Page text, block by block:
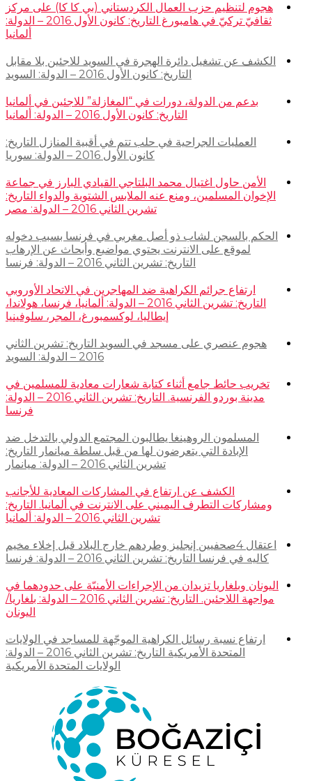
هجوم لتنظيم حزب العمال الكردستاني (بي كا كا) على مركز
ثقافيّ تركيّ في هامبورغ التاريخ: كانون الأول 2016 – الدولة:
ألمانيا
الكشف عن تشغيل دائرة الهجرة في السويد للاجئين بلا مقابل
التاريخ: كانون الأول 2016 – الدولة: السويد
بدعم من الدولة، دورات في “المغازلة” للاجئين في ألمانيا
التاريخ: كانون الأول 2016 – الدولة: ألمانيا
العمليات الجراحية في حلب تتم في أقبية المنازل التاريخ:
كانون الأول 2016 – الدولة: سوريا
الأمن حاول اغتيال محمد البلتاجي القيادي البارز في جماعة
الإخوان المسلمين، ومنع عنه الملابس الشتوية والدواء التاريخ:
تشرين الثاني 2016 – الدولة: مصر
الحكم بالسجن لشاب ذو أصل مغربي في فرنسا بسبب دخوله
لموقع على الانترنت يحتوي مواضيع وأبحاث عن الإرهاب
التاريخ: تشرين الثاني 2016 – الدولة: فرنسا
ارتفاع جرائم الكراهية ضد المهاجرين في الاتحاد الأوروبي
التاريخ: تشرين الثاني 2016 – الدولة: ألمانيا، فرنسا، هولاندا،
إيطاليا، لوكسمبورغ، المجر، سلوفينيا
هجوم عنصري على مسجد في السويد التاريخ: تشرين الثاني
2016 – الدولة: السويد
تخريب حائط جامع أثناء كتابة شعارات معادية للمسلمين في
مدينة بوردو الفرنسية. التاريخ: تشرين الثاني 2016 – الدولة:
فرنسا
المسلمون الروهينغا يطالبون المجتمع الدولي بالتدخل ضد
الإبادة التي يتعرضون لها من قبل سلطة ميانمار التاريخ:
تشرين الثاني 2016 – الدولة: ميانمار
الكشف عن ارتفاع في المشاركات المعادية للأجانب
ومشاركات التطرف اليميني على الانترنت في ألمانيا. التاريخ:
تشرين الثاني 2016 – الدولة: ألمانيا
اعتقال 4صحفيين إنجليز وطردهم خارج البلاد قبل إخلاء مخيم
كاليه في فرنسا التاريخ: تشرين الثاني 2016 – الدولة: فرنسا
اليونان وبلغاريا تزيدان من الإجراءات الأمنيّة على حدودهما في
مواجهة اللاجئين. التاريخ: تشرين الثاني 2016 – الدولة: بلغاريا/
اليونان
ارتفاع نسبة رسائل الكراهية الموجّهة للمساجد في الولايات
المتحدة الأمريكية التاريخ: تشرين الثاني 2016 – الدولة:
الولايات المتحدة الأمريكية